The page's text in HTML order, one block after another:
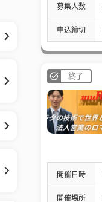
募集人数
申込締切
終了
開催日時
開催場所